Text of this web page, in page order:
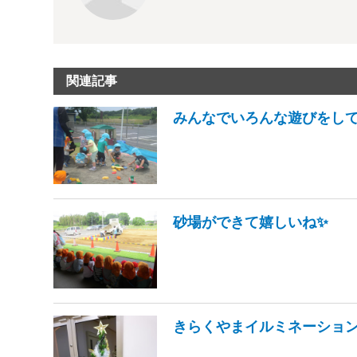
関連記事
みんなでいろんな遊びをし
砂場ができて嬉しいね✨
きらくやまイルミネーショ